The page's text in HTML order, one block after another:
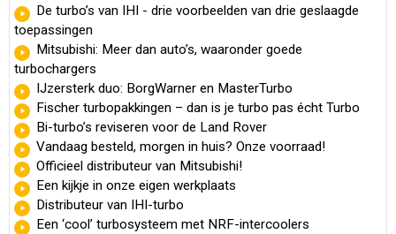
De turbo’s van IHI - drie voorbeelden van drie geslaagde
toepassingen
Mitsubishi: Meer dan auto’s, waaronder goede
turbochargers
IJzersterk duo: BorgWarner en MasterTurbo
Fischer turbopakkingen – dan is je turbo pas écht Turbo
Bi-turbo’s reviseren voor de Land Rover
Vandaag besteld, morgen in huis? Onze voorraad!
Officieel distributeur van Mitsubishi!
Een kijkje in onze eigen werkplaats
Distributeur van IHI-turbo
Een ‘cool’ turbosysteem met NRF-intercoolers